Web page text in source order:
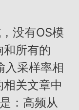
没有OS模
所有的
入采样率相
关文章中
：高频从